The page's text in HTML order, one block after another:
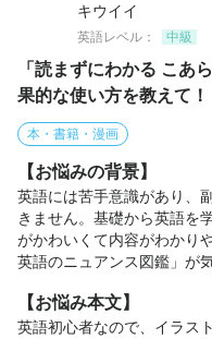
キウイイ
英語レベル：
中級
「読まずにわかる こあ
果的な使い方を教えて！
本・書籍・漫画
【お悩みの背景】
英語には苦手意識があり、
きません。基礎から英語を
がかわいくて内容がわかり
英語のニュアンス図鑑」が
【お悩み本文】
英語初心者なので、イラス